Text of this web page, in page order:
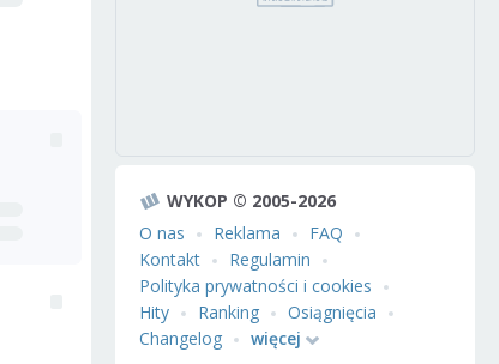
WYKOP © 2005-2026
O nas
Reklama
FAQ
Kontakt
Regulamin
Polityka prywatności i cookies
Hity
Ranking
Osiągnięcia
Changelog
więcej